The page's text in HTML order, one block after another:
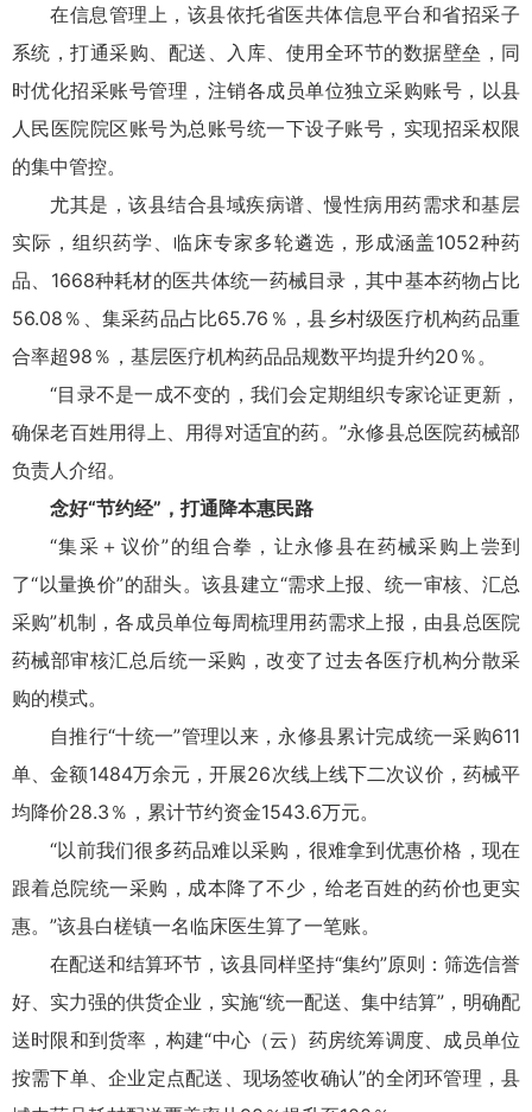
在信息管理上，该县依托省医共体信息平台和省招采子
系统，打通采购、配送、入库、使用全环节的数据壁垒，同
时优化招采账号管理，注销各成员单位独立采购账号，以县
人民医院院区账号为总账号统一下设子账号，实现招采权限
的集中管控。
尤其是，该县结合县域疾病谱、慢性病用药需求和基层
实际，组织药学、临床专家多轮遴选，形成涵盖1052种药
品、1668种耗材的医共体统一药械目录，其中基本药物占比
56.08％、集采药品占比65.76％，县乡村级医疗机构药品重
合率超98％，基层医疗机构药品品规数平均提升约20％。
“目录不是一成不变的，我们会定期组织专家论证更新，
确保老百姓用得上、用得对适宜的药。”永修县总医院药械部
负责人介绍。
念好“节约经”，打通降本惠民路
“集采＋议价”的组合拳，让永修县在药械采购上尝到
了“以量换价”的甜头。该县建立“需求上报、统一审核、汇总
采购”机制，各成员单位每周梳理用药需求上报，由县总医院
药械部审核汇总后统一采购，改变了过去各医疗机构分散采
购的模式。
自推行“十统一”管理以来，永修县累计完成统一采购611
单、金额1484万余元，开展26次线上线下二次议价，药械平
均降价28.3％，累计节约资金1543.6万元。
“以前我们很多药品难以采购，很难拿到优惠价格，现在
跟着总院统一采购，成本降了不少，给老百姓的药价也更实
惠。”该县白槎镇一名临床医生算了一笔账。
在配送和结算环节，该县同样坚持“集约”原则：筛选信誉
好、实力强的供货企业，实施“统一配送、集中结算”，明确配
送时限和到货率，构建“中心（云）药房统筹调度、成员单位
按需下单、企业定点配送、现场签收确认”的全闭环管理，县